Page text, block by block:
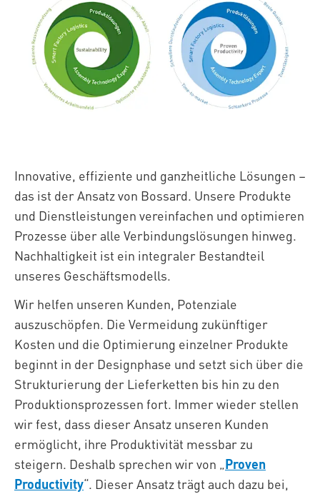
Innovative, effiziente und ganzheitliche Lösungen –
das ist der Ansatz von Bossard. Unsere Produkte
und Dienstleistungen vereinfachen und optimieren
Prozesse über alle Verbindungslösungen hinweg.
Nachhaltigkeit ist ein integraler Bestandteil
unseres Geschäftsmodells.
Wir helfen unseren Kunden, Potenziale
auszuschöpfen. Die Vermeidung zukünftiger
Kosten und die Optimierung einzelner Produkte
beginnt in der Designphase und setzt sich über die
Strukturierung der Lieferketten bis hin zu den
Produktionsprozessen fort. Immer wieder stellen
wir fest, dass dieser Ansatz unseren Kunden
ermöglicht, ihre Produktivität messbar zu
steigern. Deshalb sprechen wir von „Proven
Productivity“. Dieser Ansatz trägt auch dazu bei,